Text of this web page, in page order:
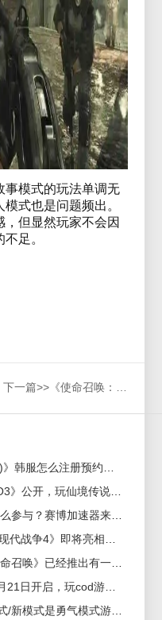
事模式的玩法单调无
式也是问题频出。
但显然玩家不会因
足。
下一篇>>《使命召唤：现代战争4》B测8月21日开启，玩cod游戏卡顿用什么加速器